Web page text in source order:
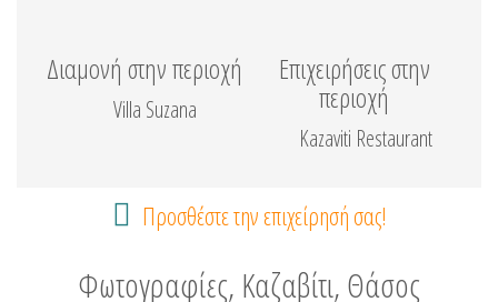
Διαμονή στην περιοχή
Villa Suzana
Επιχειρήσεις στην
περιοχή
Kazaviti Restaurant
Προσθέστε την επιχείρησή σας!
Φωτογραφίες, Καζαβίτι, Θάσος